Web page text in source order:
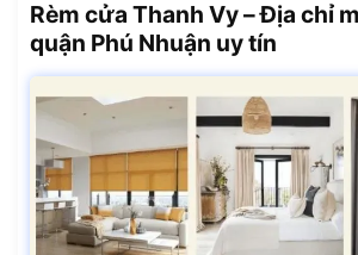
Rèm cửa Thanh Vy – Địa chỉ
quận Phú Nhuận uy tín